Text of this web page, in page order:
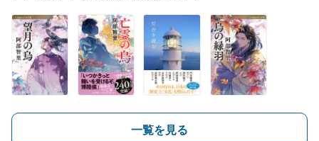
一覧を見る